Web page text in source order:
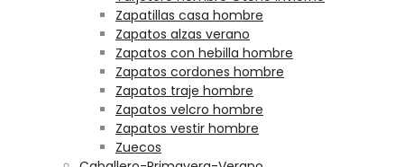
Zapatillas casa hombre
Zapatos alzas verano
Zapatos con hebilla hombre
Zapatos cordones hombre
Zapatos traje hombre
Zapatos velcro hombre
Zapatos vestir hombre
Zuecos